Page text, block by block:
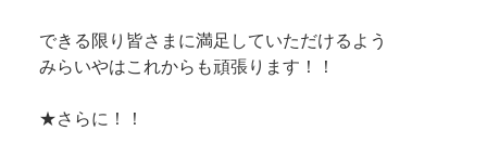
できる限り皆さまに満足していただけるよう
みらいやはこれからも頑張ります！！
★さらに！！